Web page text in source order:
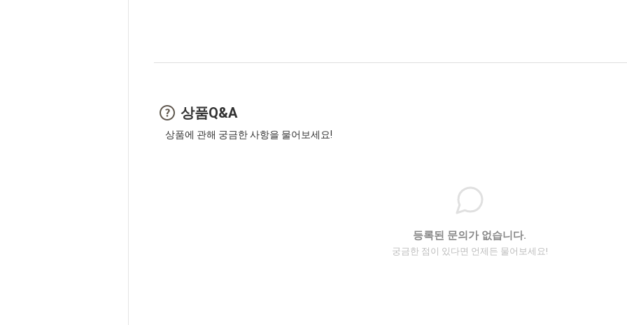
상품Q&A
상품에 관해 궁금한 사항을 물어보세요!
등록된 문의가 없습니다.
궁금한 점이 있다면 언제든 물어보세요!